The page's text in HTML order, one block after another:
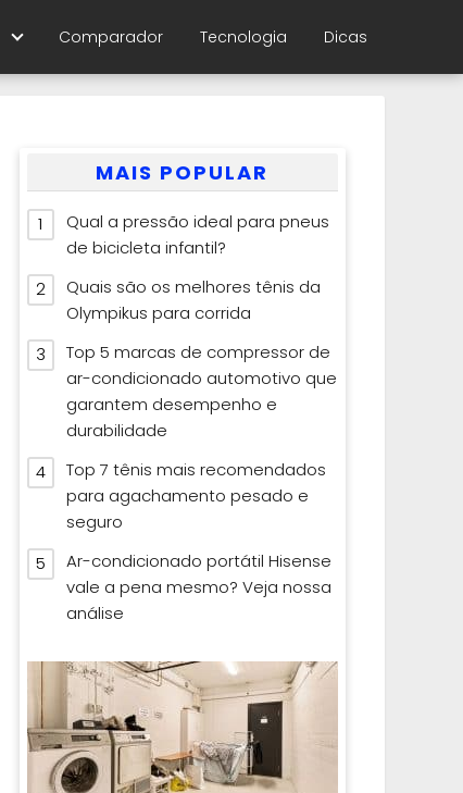
Comparador Tecnologia Dicas
MAIS POPULAR
Qual a pressão ideal para pneus
de bicicleta infantil?
Quais são os melhores tênis da
Olympikus para corrida
Top 5 marcas de compressor de
ar-condicionado automotivo que
garantem desempenho e
durabilidade
Top 7 tênis mais recomendados
para agachamento pesado e
seguro
Ar-condicionado portátil Hisense
vale a pena mesmo? Veja nossa
análise